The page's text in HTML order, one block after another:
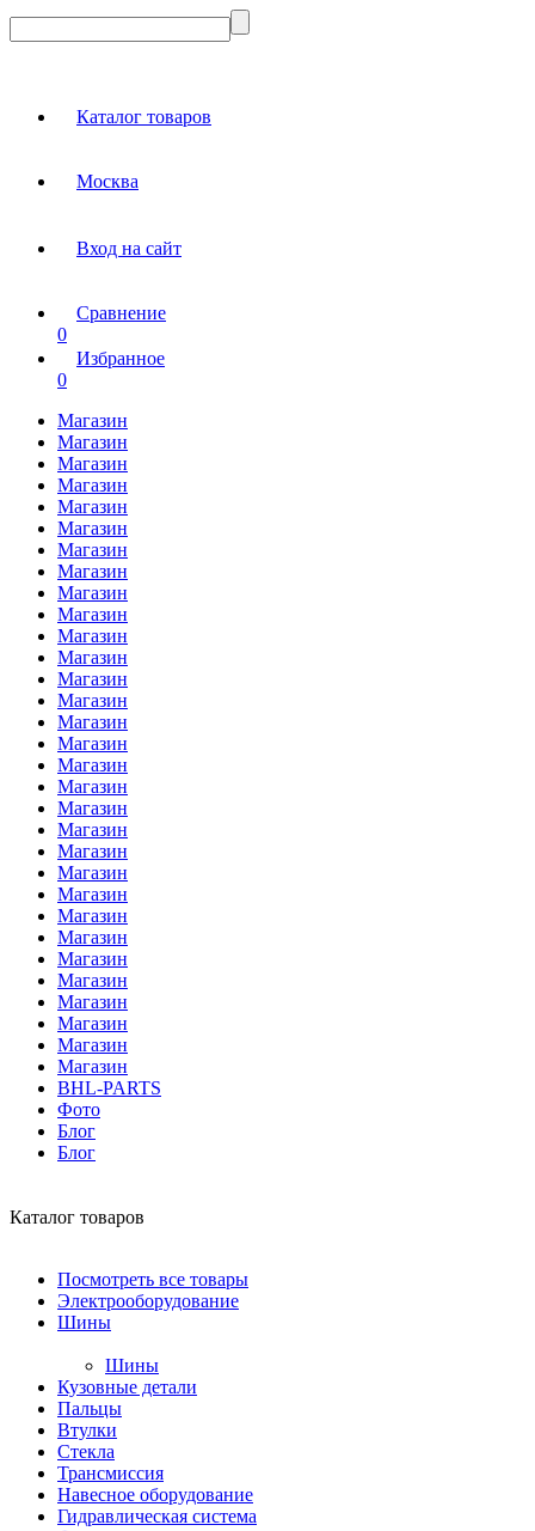
Каталог товаров
Москва
Вход на сайт
Сравнение
0
Избранное
0
Магазин
Магазин
Магазин
Магазин
Магазин
Магазин
Магазин
Магазин
Магазин
Магазин
Магазин
Магазин
Магазин
Магазин
Магазин
Магазин
Магазин
Магазин
Магазин
Магазин
Магазин
Магазин
Магазин
Магазин
Магазин
Магазин
Магазин
Магазин
Магазин
Магазин
Магазин
BHL-PARTS
Фото
Блог
Блог
Каталог товаров
Посмотреть все товары
Электрооборудование
Шины
Шины
Кузовные детали
Пальцы
Втулки
Стекла
Трансмиссия
Навесное оборудование
Гидравлическая система